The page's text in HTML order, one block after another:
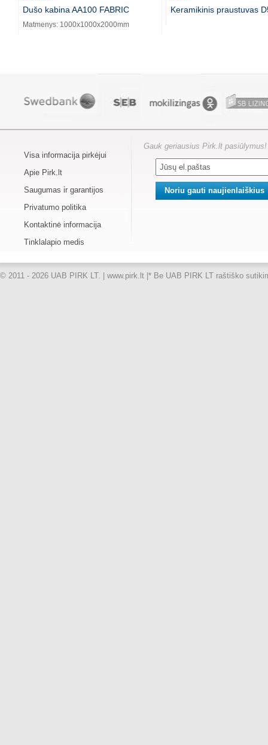
Dušo kabina AA100 FABRIC
Matmenys: 1000x1000x2000mm
Keramikinis praustuvas
Visa informacija pirkėjui
Apie Pirk.lt
Saugumas ir garantijos
Privatumo politika
Kontaktinė informacija
Tinklalapio medis
Gauk geriausius Pirk.lt pasiūlymus!
© 2011 - 2026 UAB PIRK LT. | www.pirk.lt | * Be UAB PIRK LT raštiško